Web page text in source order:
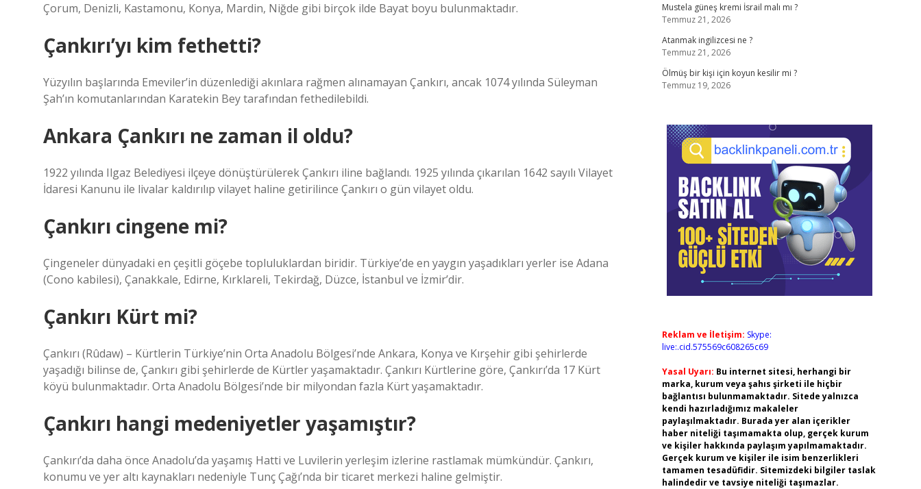
Çorum, Denizli, Kastamonu, Konya, Mardin, Niğde gibi birçok ilde Bayat boyu bulunmaktadır.
Çankırı’yı kim fethetti?
Yüzyılın başlarında Emeviler’in düzenlediği akınlara rağmen alınamayan Çankırı, ancak 1074 yılında Süleyman
Şah’ın komutanlarından Karatekin Bey tarafından fethedilebildi.
Ankara Çankırı ne zaman il oldu?
1922 yılında Ilgaz Belediyesi ilçeye dönüştürülerek Çankırı iline bağlandı. 1925 yılında çıkarılan 1642 sayılı Vilayet
İdaresi Kanunu ile livalar kaldırılıp vilayet haline getirilince Çankırı o gün vilayet oldu.
Çankırı cingene mi?
Çingeneler dünyadaki en çeşitli göçebe topluluklardan biridir. Türkiye’de en yaygın yaşadıkları yerler ise Adana
(Cono kabilesi), Çanakkale, Edirne, Kırklareli, Tekirdağ, Düzce, İstanbul ve İzmir’dir.
Çankırı Kürt mi?
Çankırı (Rûdaw) – Kürtlerin Türkiye’nin Orta Anadolu Bölgesi’nde Ankara, Konya ve Kırşehir gibi şehirlerde
yaşadığı bilinse de, Çankırı gibi şehirlerde de Kürtler yaşamaktadır. Çankırı Kürtlerine göre, Çankırı’da 17 Kürt
köyü bulunmaktadır. Orta Anadolu Bölgesi’nde bir milyondan fazla Kürt yaşamaktadır.
Çankırı hangi medeniyetler yaşamıştır?
Çankırı’da daha önce Anadolu’da yaşamış Hatti ve Luvilerin yerleşim izlerine rastlamak mümkündür. Çankırı,
konumu ve yer altı kaynakları nedeniyle Tunç Çağı’nda bir ticaret merkezi haline gelmiştir.
Mustela güneş kremi İsrail malı mı ?
Temmuz 21, 2026
Atanmak ingilizcesi ne ?
Temmuz 21, 2026
Ölmüş bir kişi için koyun kesilir mi ?
Temmuz 19, 2026
Reklam ve İletişim: Skype:
live:.cid.575569c608265c69
Yasal Uyarı: Bu internet sitesi, herhangi bir
marka, kurum veya şahıs şirketi ile hiçbir
bağlantısı bulunmamaktadır. Sitede yalnızca
kendi hazırladığımız makaleler
paylaşılmaktadır. Burada yer alan içerikler
haber niteliği taşımamakta olup, gerçek kurum
ve kişiler hakkında paylaşım yapılmamaktadır.
Gerçek kurum ve kişiler ile isim benzerlikleri
tamamen tesadüfidir. Sitemizdeki bilgiler taslak
halindedir ve tavsiye niteliği taşımazlar.